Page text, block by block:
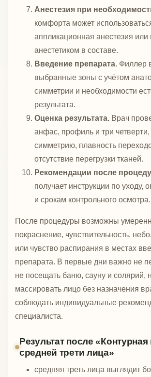
Анестезия при
комфорта может
аппликационная анестезия или
анестетиком в составе.
Введение препарата. Филлер
выбранные зоны с учётом
симметрии и необходимости
результата.
Оценка результата. Врач
анфас, профиль и три
симметрию, плавность
отсутствие перегрузки тканей.
Рекомендации после
получает инструкции по уходу,
и срокам контрольного осмотра.
После процедуры возможны
покраснение, чувствительность,
или чувство распирания в местах
препарата. В первые дни важно не
не посещать баню, сауну и солярий,
массировать лицо без назначения
соблюдать индивидуальные
специалиста.
Результат после «Контурная
средней трети лица»
средняя треть лица выглядит